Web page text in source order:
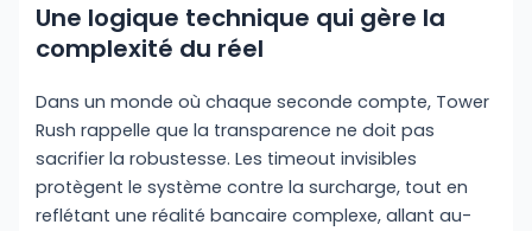
Une logique technique qui gère la
complexité du réel
Dans un monde où chaque seconde compte, Tower
Rush rappelle que la transparence ne doit pas
sacrifier la robustesse. Les timeout invisibles
protègent le système contre la surcharge, tout en
reflétant une réalité bancaire complexe, allant au-